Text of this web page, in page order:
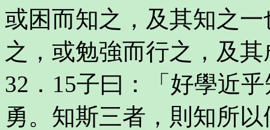
或困而知之，及其知之
之，或勉強而行之，及
32．15子曰：「好學近
勇。知斯三者，則知所